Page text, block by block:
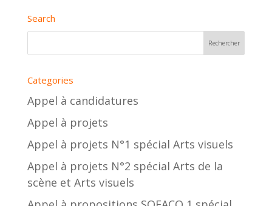
Search
Categories
Appel à candidatures
Appel à projets
Appel à projets N°1 spécial Arts visuels
Appel à projets N°2 spécial Arts de la
scène et Arts visuels